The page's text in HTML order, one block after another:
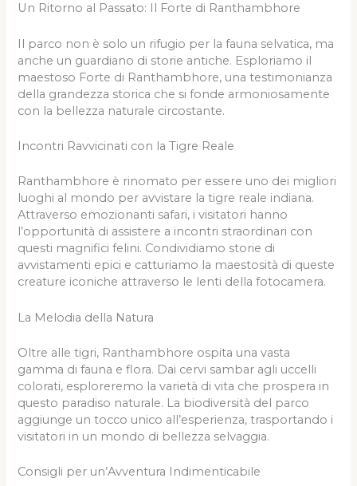
Un Ritorno al Passato: Il Forte di Ranthambhore
Il parco non è solo un rifugio per la fauna selvatica, ma
anche un guardiano di storie antiche. Esploriamo il
maestoso Forte di Ranthambhore, una testimonianza
della grandezza storica che si fonde armoniosamente
con la bellezza naturale circostante.
Incontri Ravvicinati con la Tigre Reale
Ranthambhore è rinomato per essere uno dei migliori
luoghi al mondo per avvistare la tigre reale indiana.
Attraverso emozionanti safari, i visitatori hanno
l’opportunità di assistere a incontri straordinari con
questi magnifici felini. Condividiamo storie di
avvistamenti epici e catturiamo la maestosità di queste
creature iconiche attraverso le lenti della fotocamera.
La Melodia della Natura
Oltre alle tigri, Ranthambhore ospita una vasta
gamma di fauna e flora. Dai cervi sambar agli uccelli
colorati, esploreremo la varietà di vita che prospera in
questo paradiso naturale. La biodiversità del parco
aggiunge un tocco unico all’esperienza, trasportando i
visitatori in un mondo di bellezza selvaggia.
Consigli per un’Avventura Indimenticabile